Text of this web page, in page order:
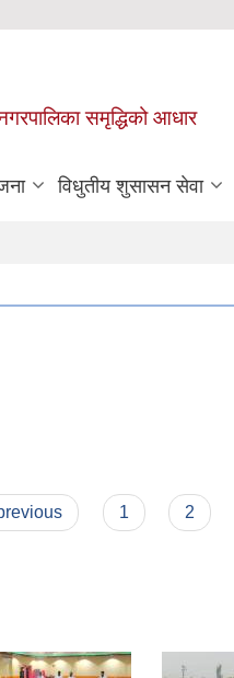
समृद्धिको आधार
विधुतीय शुसासन सेवा
1 2